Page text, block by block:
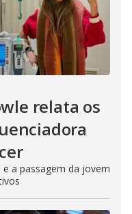
relata os
a passagem da jovem